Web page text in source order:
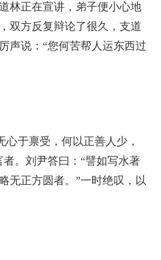
林正在宣讲，弟子便小心地
双方反复辩论了很久，支道
声说：“您何苦帮人运东西过
心于禀受，何以正善人少，
。刘尹答曰：“譬如写水著
无正方圆者。”一时绝叹，以